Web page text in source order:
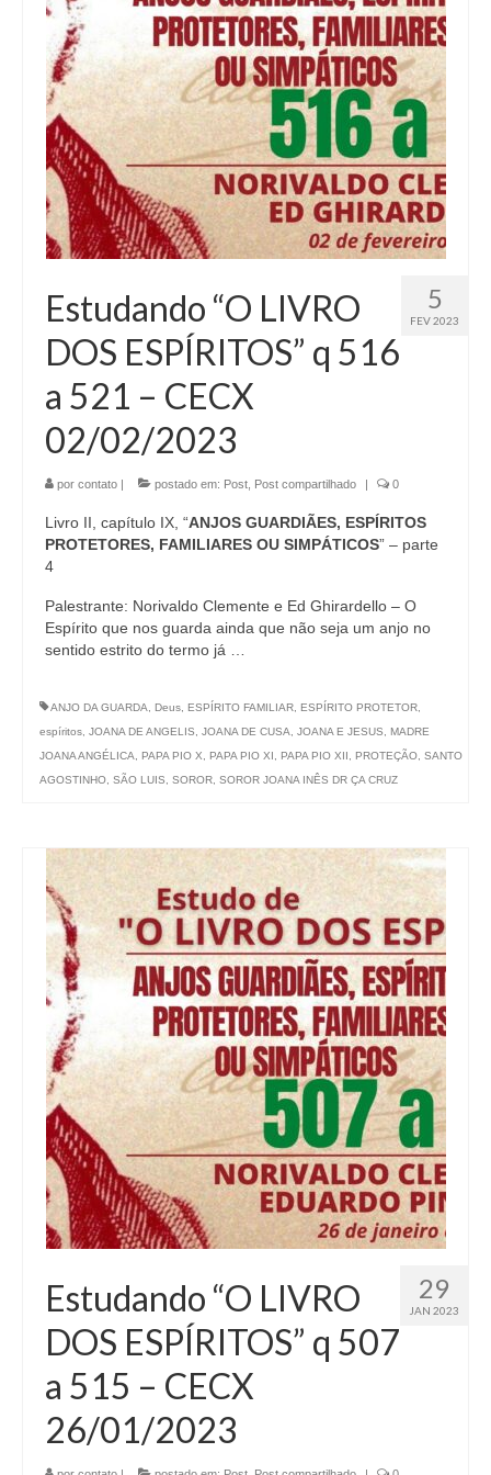
5
FEV 2023
Estudando “O LIVRO
DOS ESPÍRITOS” q 516
a 521 – CECX
02/02/2023
por contato | postado em: Post Post compartilhado | 0
Livro II, capítulo IX, “ANJOS GUARDIÃES, ESPÍRITOS
PROTETORES, FAMILIARES OU SIMPÁTICOS” – parte
4
Palestrante: Norivaldo Clemente e Ed Ghirardello – O
Espírito que nos guarda ainda que não seja um anjo no
sentido estrito do termo já …
ANJO DA GUARDA Deus ESPÍRITO FAMILIAR ESPÍRITO PROTETOR
espíritos JOANA DE ANGELIS JOANA DE CUSA JOANA E JESUS
MADRE
JOANA ANGÉLICA
PAPA PIO X PAPA PIO XI PAPA PIO XII PROTEÇÃO SANTO
AGOSTINHO SÃO LUIS SOROR SOROR JOANA INÊS DR ÇA CRUZ
29
JAN 2023
Estudando “O LIVRO
DOS ESPÍRITOS” q 507
a 515 – CECX
26/01/2023